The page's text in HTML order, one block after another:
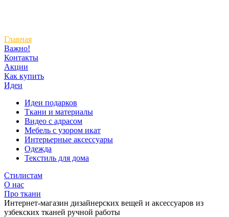
Главная
Важно!
Контакты
Акции
Как купить
Идеи
Идеи подарков
Ткани и материалы
Видео с адрасом
Мебель с узором икат
Интерьерные аксессуары
Одежда
Текстиль для дома
Стилистам
О нас
Про ткани
Интернет-магазин дизайнерских вещей и аксессуаров из
узбекских тканей ручной работы